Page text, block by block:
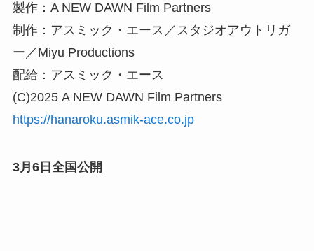
製作：A NEW DAWN Film Partners
制作：アスミック・エース／スタジオアウトリガ
ー／Miyu Productions
配給：アスミック・エース
(C)2025 A NEW DAWN Film Partners
https://hanaroku.asmik-ace.co.jp
3月6日全国公開